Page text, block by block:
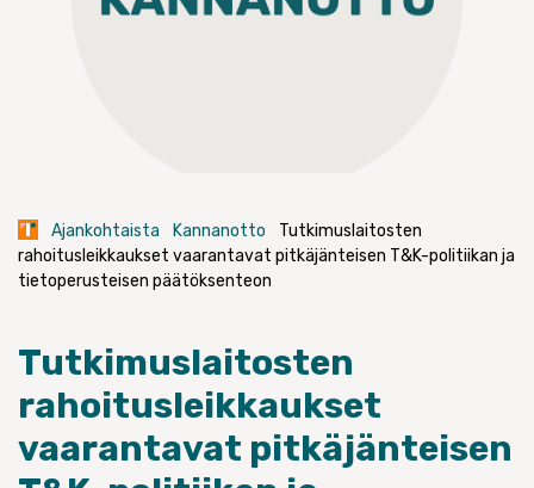
Ajankohtaista Kannanotto
Tutkimuslaitosten
rahoitusleikkaukset vaarantavat pitkäjänteisen T&K-politiikan ja
tietoperusteisen päätöksenteon
Tutkimuslaitosten
rahoitusleikkaukset
vaarantavat pitkäjänteisen